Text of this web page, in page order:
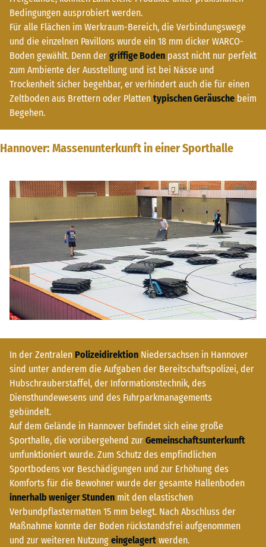
Bedingungen ausprobiert werden.
Für alle Flächen im Werkraum-Bereich, die Verbindungswege
und die einzelnen Pavillons wurde ein 18 mm dicker WARCO-
Boden gewählt. Denn der griffige Boden passt nicht nur perfekt
zum Ambiente der Ausstellung und ist bei Nässe und
Trockenheit sicher begehbar, er verhindert auch die für einen
Zeltboden aus Brettern oder Platten typischen Geräusche beim
Begehen.
Hannover: Massenunterkunft in einer Sporthalle
In der Zentralen Polizeidirektion Niedersachsen in Hannover
sind unter anderem die Aufgaben der Bereitschaftspolizei, der
Hubschrauberstaffel, der Informationstechnik, des
Diensthundewesens und des Fuhrparkmanagements
gebündelt.
Auf dem Gelände in Hannover befindet sich eine große
Sporthalle, die vorübergehend zur Gemeinschaftsunterkunft
umfunktioniert wurde. Zum Schutz des empfindlichen
Sportbodens vor Beschädigungen und zur Erhöhung des
Komforts für die Bewohner wurde der gesamte Hallenboden
innerhalb weniger Stunden mit den elastischen
Verbundpflastermatten 15 mm belegt. Nach Abschluss der
Maßnahme konnte der Boden rückstandsfrei aufgenommen
und zur weiteren Nutzung eingelagert werden.